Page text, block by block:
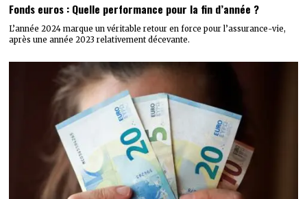
Fonds euros : Quelle performance pour la fin d’année ?
L’année 2024 marque un véritable retour en force pour l’assurance-vie,
après une année 2023 relativement décevante.